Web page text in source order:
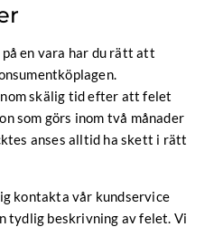
en vara har du rätt att
skälig tid efter att felet
som görs inom två månader
anses alltid ha skett i rätt
kontakta vår kundservice
tydlig beskrivning av felet. Vi